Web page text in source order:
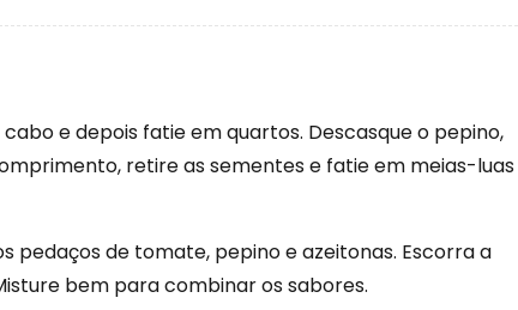
e depois fatie em quartos. Descasque o pepino,
retire as sementes e fatie em meias-luas
pedaços de tomate, pepino e azeitonas. Escorra a
bem para combinar os sabores.